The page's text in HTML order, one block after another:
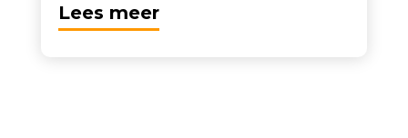
Lees meer